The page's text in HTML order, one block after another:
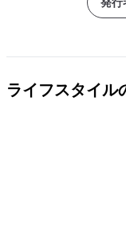
ライフスタイル